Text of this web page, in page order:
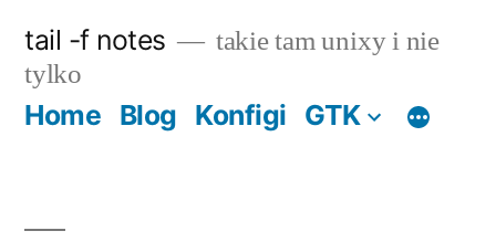
content
tail -f notes
takie tam unixy i nie
tylko
Home Blog Konfigi GTK